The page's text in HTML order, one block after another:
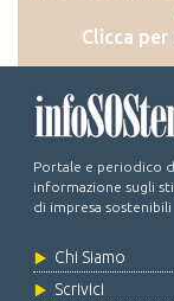
Clicca
Portale e periodico
informazione sugli
di impresa sostenibili
Chi Siamo
Scrivici